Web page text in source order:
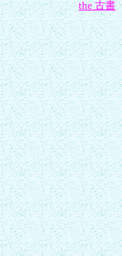
the 古書